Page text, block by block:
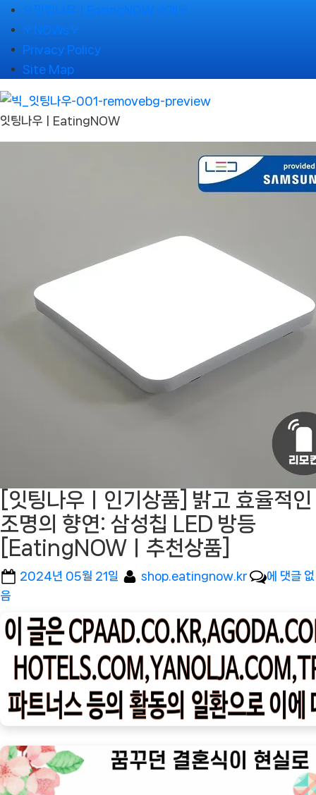
Skip
to
content
🌹잇팅나우ㅣEatingNOW 소개🌹
🌹NOWs🌹
Privacy Policy
Site Map
잇팅나우ㅣEatingNOW
[잇팅나우ㅣ인기상품] 밝고 효율적인
조명의 향연: 삼성칩 LED 방등
[EatingNOWㅣ추천상품]
Posted
2024년 05월 21일 By
shop.eatingnow.kr
[잇
우
ㅣ
인
기
상
밝
고
에 댓글 없
음